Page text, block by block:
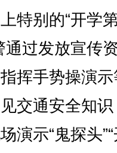
特别的“开学
通过发放宣传
挥手势操演
交通安全知
演示“鬼探头